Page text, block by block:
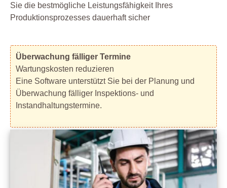
Sie die bestmögliche Leistungsfähigkeit Ihres
Produktionsprozesses dauerhaft sicher
Überwachung fälliger Termine
Wartungskosten reduzieren
Eine Software unterstützt Sie bei der Planung und
Überwachung fälliger Inspektions- und
Instandhaltungstermine.